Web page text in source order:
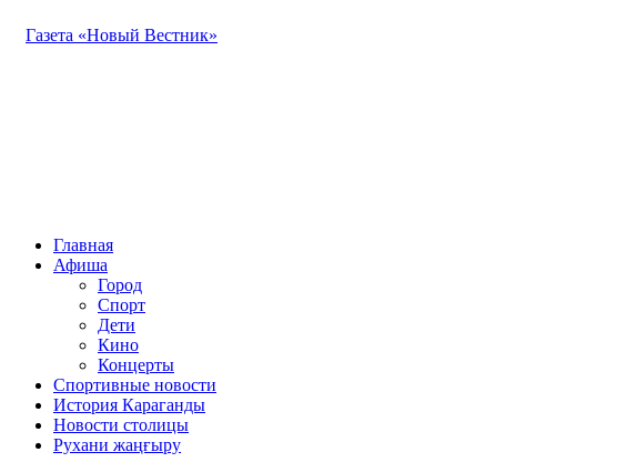
Газета «Новый Вестник»
Главная
Афиша
Город
Спорт
Дети
Кино
Концерты
Спортивные новости
История Караганды
Новости столицы
Рухани жаңғыру